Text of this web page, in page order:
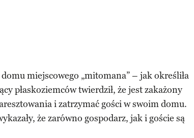
miejscowego „mitomana” – jak określiła
płaskoziemców twierdził, że jest zakażony
i zatrzymać gości w swoim domu.
że zarówno gospodarz, jak i goście są